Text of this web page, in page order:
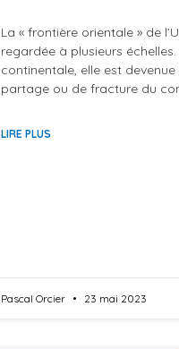
La « frontière orientale » de
regardée à plusieurs échelles.
continentale, elle est
partage ou de fracture du
LIRE PLUS
Pascal Orcier 23 mai 2023